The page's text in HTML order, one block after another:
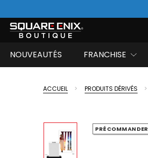
NOUVEAUTÉS FRANCHISE
ACCUEIL PRODUITS DÉRIVÉS
PRÉCOMMANDER